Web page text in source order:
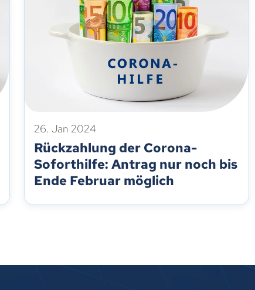
26. Jan 2024
Rückzahlung der Corona-
Soforthilfe: Antrag nur noch bis
Ende Februar möglich